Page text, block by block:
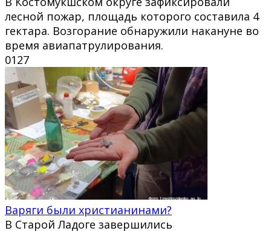
лесной пожар, площадь которого составила 4
гектара. Возгорание обнаружили накануне во
время авиапатрулирования.
0127
Варяги были христианинами?
В Старой Ладоге завершились